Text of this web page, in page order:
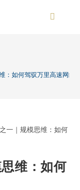
：如何驾驭万里高速网络
维：如何